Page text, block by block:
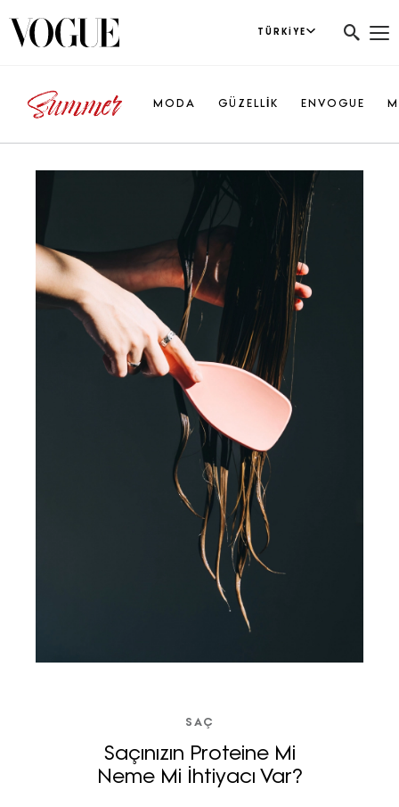
TÜRKIYE
MODA GÜZELLİK ENVOGUE
SAÇ
Saçınızın Proteine Mi
Neme Mi İhtiyacı Var?